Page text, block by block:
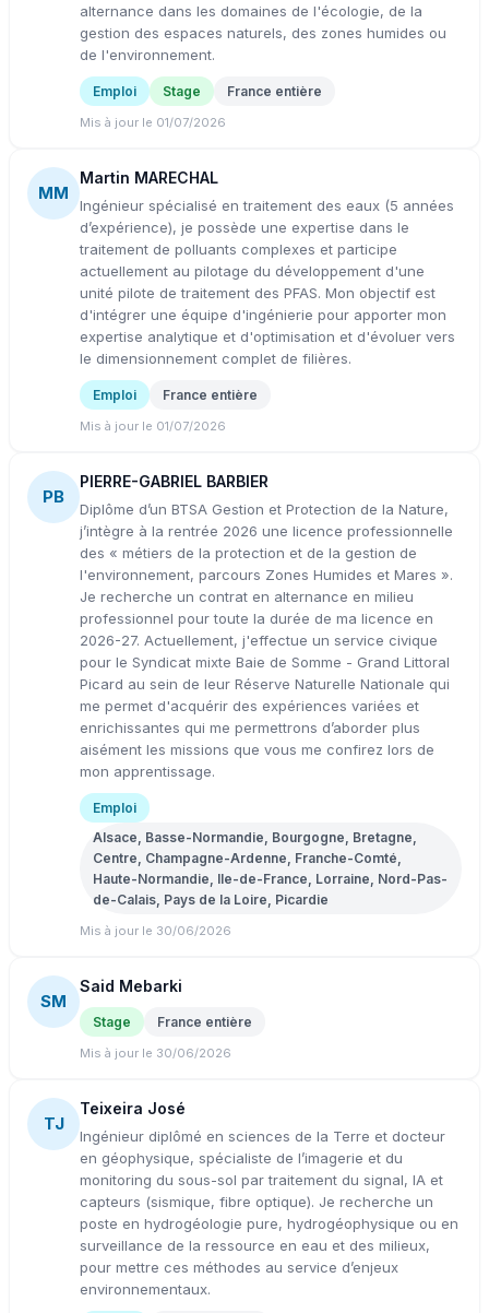
alternance dans les domaines de l'écologie, de la
gestion des espaces naturels, des zones humides ou
de l'environnement.
Emploi Stage France entière
Mis à jour le 01/07/2026
MM
Martin MARECHAL
Ingénieur spécialisé en traitement des eaux (5 années
d’expérience), je possède une expertise dans le
traitement de polluants complexes et participe
actuellement au pilotage du développement d'une
unité pilote de traitement des PFAS. Mon objectif est
d'intégrer une équipe d'ingénierie pour apporter mon
expertise analytique et d'optimisation et d'évoluer vers
le dimensionnement complet de filières.
Emploi France entière
Mis à jour le 01/07/2026
PB
PIERRE-GABRIEL BARBIER
Diplôme d’un BTSA Gestion et Protection de la Nature,
j’intègre à la rentrée 2026 une licence professionnelle
des « métiers de la protection et de la gestion de
l'environnement, parcours Zones Humides et Mares ».
Je recherche un contrat en alternance en milieu
professionnel pour toute la durée de ma licence en
2026-27. Actuellement, j'effectue un service civique
pour le Syndicat mixte Baie de Somme - Grand Littoral
Picard au sein de leur Réserve Naturelle Nationale qui
me permet d'acquérir des expériences variées et
enrichissantes qui me permettrons d’aborder plus
aisément les missions que vous me confirez lors de
mon apprentissage.
Emploi
Alsace, Basse-Normandie, Bourgogne, Bretagne,
Centre, Champagne-Ardenne, Franche-Comté,
Haute-Normandie, Ile-de-France, Lorraine, Nord-Pas-
de-Calais, Pays de la Loire, Picardie
Mis à jour le 30/06/2026
SM
Said Mebarki
Stage France entière
Mis à jour le 30/06/2026
TJ
Teixeira José
Ingénieur diplômé en sciences de la Terre et docteur
en géophysique, spécialiste de l’imagerie et du
monitoring du sous-sol par traitement du signal, IA et
capteurs (sismique, fibre optique). Je recherche un
poste en hydrogéologie pure, hydrogéophysique ou en
surveillance de la ressource en eau et des milieux,
pour mettre ces méthodes au service d’enjeux
environnementaux.